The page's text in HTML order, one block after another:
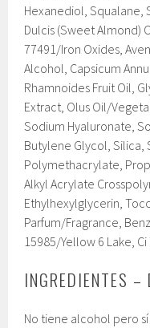
Hexanediol, Squalane,
Dulcis (Sweet Almond)
77491/​Iron Oxides,
Alcohol, Capsicum
Rhamnoides Fruit Oil,
Extract, Olus Oil/​
Sodium Hyaluronate,
Butylene Glycol,
Polymethacrylate,
Alkyl Acrylate
Ethylhexylglycerin,
Parfum/​Fragrance,
15985/​Yellow 6 Lake,
INGREDIENTES –
No tiene alcohol pero